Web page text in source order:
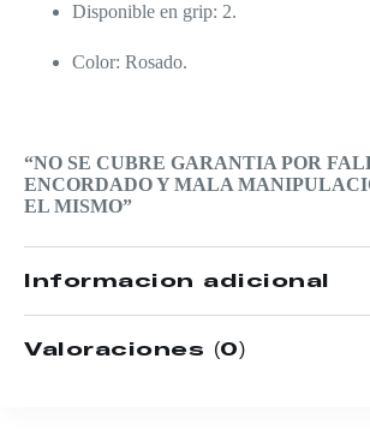
Disponible en grip: 2.
Color: Rosado.
“NO SE CUBRE GARANTIA POR
ENCORDADO Y MALA
EL MISMO”
Información adicional
Valoraciones (0)